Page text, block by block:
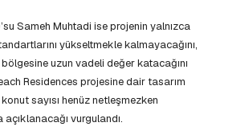
Sameh Muhtadi ise projenin yalnızca
yükseltmekle kalmayacağını,
uzun vadeli değer katacağını
Residences projesine dair tasarım
sayısı henüz netleşmezken
vurgulandı.